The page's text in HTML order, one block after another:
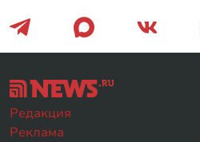
Редакция
Реклама